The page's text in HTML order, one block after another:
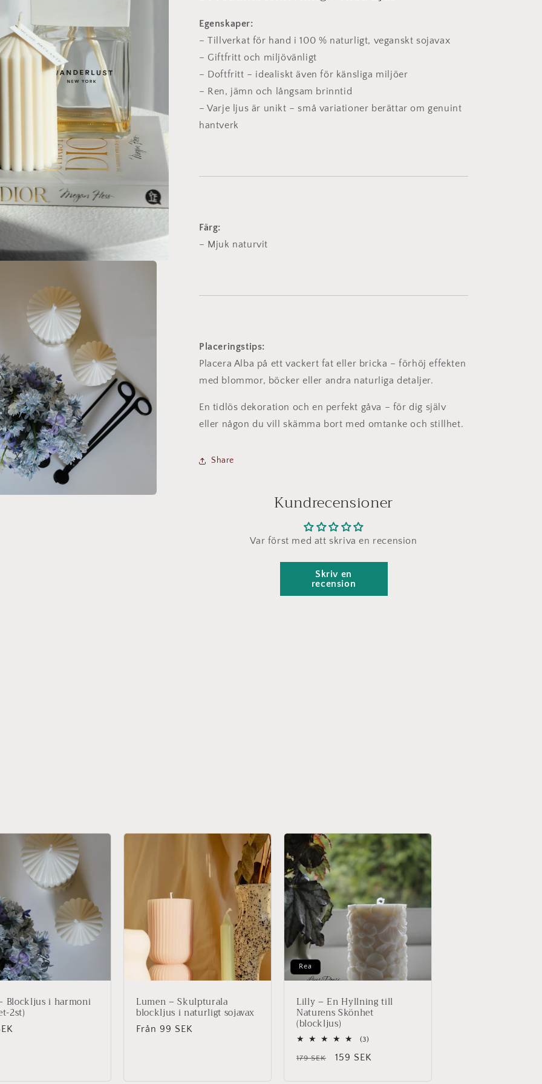
Egenskaper:
– Tillverkat för hand i 100 % naturligt, veganskt sojavax
– Giftfritt och miljövänligt
– Doftfritt – idealiskt även för känsliga miljöer
– Ren, jämn och långsam brinntid
– Varje ljus är unikt – små variationer berättar om genuint
hantverk
Färg:
– Mjuk naturvit
Placeringstips:
Placera Alba på ett vackert fat eller bricka – förhöj effekten
med blommor, böcker eller andra naturliga detaljer.
En tidlös dekoration och en perfekt gåva – för dig själv
eller någon du vill skämma bort med omtanke och stillhet.
Share
Kundrecensioner
Var först med att skriva en recension
Skriv en
recension
Blockljus i harmoni
2st)
Lumen – Skulpturala
blockljus i naturligt sojavax
Ordinarie
Från 99 SEK
Rea
Lilly – En Hyllning till
Naturens Skönhet
(blockljus)
(3)
antal
Ordinarie
179 SEK Försäljningspris
159 SEK